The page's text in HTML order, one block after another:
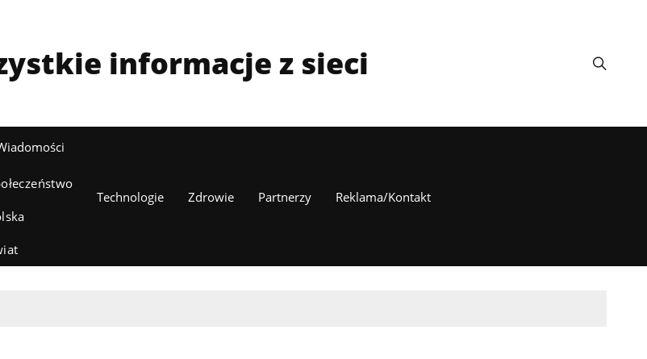
informacje z sieci
Technologie Zdrowie Partnerzy Reklama/Kontakt